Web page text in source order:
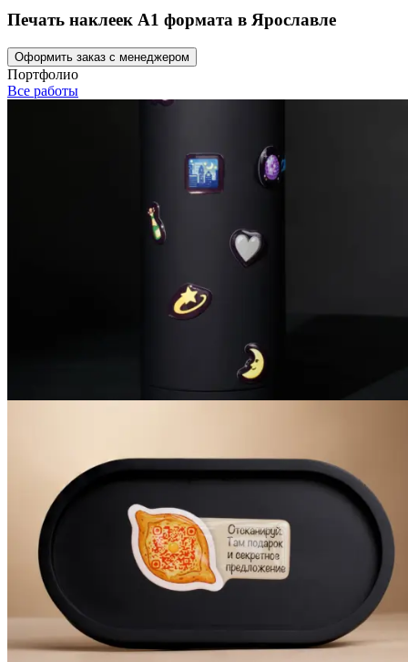
Печать наклеек А1 формата в Ярославле
Оформить заказ с менеджером
Портфолио
Все работы